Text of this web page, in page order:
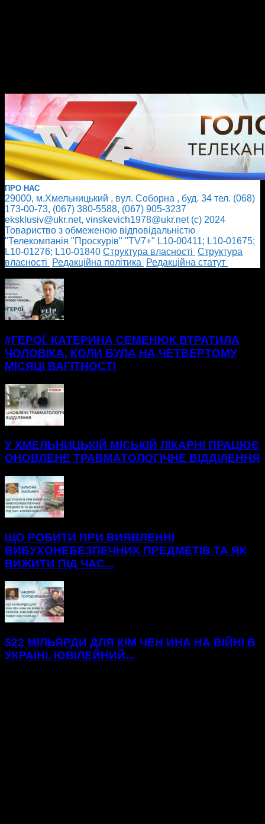
ПРО НАС
29000, м.Хмельницький , вул. Соборна , буд. 34 тел. (068)
173-00-73, (067) 380-5588, (067) 905-3237
eksklusiv@ukr.net, vinskevich1978@ukr.net (с) 2024
Товариство з обмеженою відповідальністю
"Телекомпанія "Проскурів" "TV7+" L10-00411; L10-01675;
L10-01276; L10-01840 Cтруктура власності Cтруктура
власності
Редакційна політика
Редакційна статут
#ГЕРОЇ. КАТЕРИНА СЕМЕНЮК ВТРАТИЛА
ЧОЛОВІКА, КОЛИ БУЛА НА ЧЕТВЕРТОМУ
МІСЯЦІ ВАГІТНОСТІ
У ХМЕЛЬНИЦЬКІЙ МІСЬКІЙ ЛІКАРНІ ПРАЦЮЄ
ОНОВЛЕНЕ ТРАВМАТОЛОГІЧНЕ ВІДДІЛЕННЯ
ЩО РОБИТИ ПРИ ВИЯВЛЕННІ
ВИБУХОНЕБЕЗПЕЧНИХ ПРЕДМЕТІВ ТА ЯК
ВИЖИТИ ПІД ЧАС...
$22 МІЛЬЯРДИ ДЛЯ КІМ ЧЕН ИНА НА ВІЙНІ В
УКРАЇНІ, ЮВІЛЕЙНИЙ...